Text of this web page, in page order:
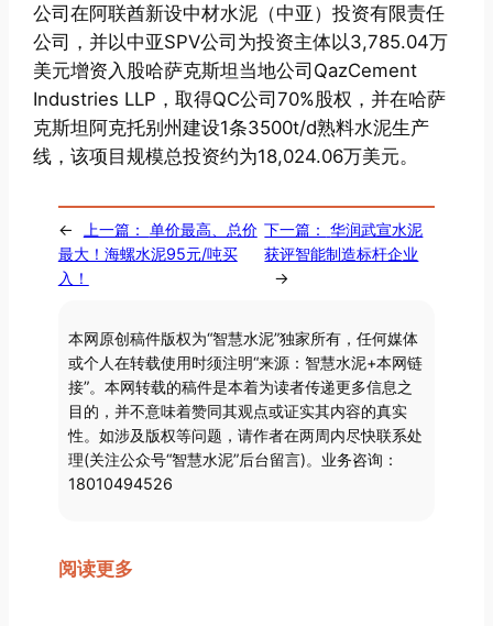
公司在阿联酋新设中材水泥（中亚）投资有限责任
公司，并以中亚SPV公司为投资主体以3,785.04万
美元增资入股哈萨克斯坦当地公司QazCement
Industries LLP，取得QC公司70%股权，并在哈萨
克斯坦阿克托别州建设1条3500t/d熟料水泥生产
线，该项目规模总投资约为18,024.06万美元。
← 上一篇： 单价最高、总价
最大！海螺水泥95元/吨买
入！
下一篇：
华润武宣水泥
获评智能制造标杆企业
→
本网原创稿件版权为“智慧水泥”独家所有，任何媒体
或个人在转载使用时须注明“来源：智慧水泥+本网链
接”。本网转载的稿件是本着为读者传递更多信息之
目的，并不意味着赞同其观点或证实其内容的真实
性。如涉及版权等问题，请作者在两周内尽快联系处
理(关注公众号“智慧水泥”后台留言)。业务咨询：
18010494526
阅读更多